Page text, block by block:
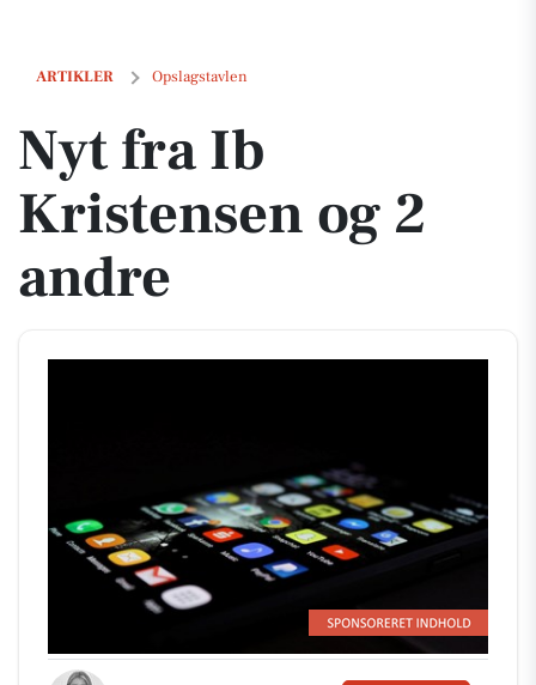
ARTIKLER Opslagstavlen
Nyt fra Ib Kristensen og 2 andre
Nyt fra Ib
Kristensen og 2
andre